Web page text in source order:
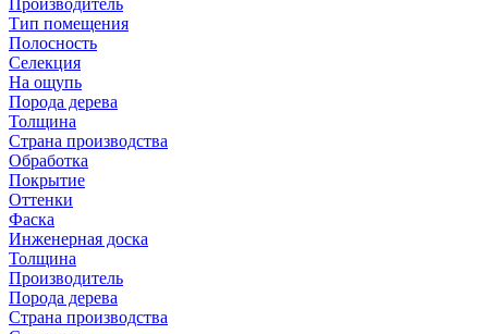
Производитель
Тип помещения
Полосность
Селекция
На ощупь
Порода дерева
Толщина
Страна производства
Обработка
Покрытие
Оттенки
Фаска
Инженерная доска
Толщина
Производитель
Порода дерева
Страна производства